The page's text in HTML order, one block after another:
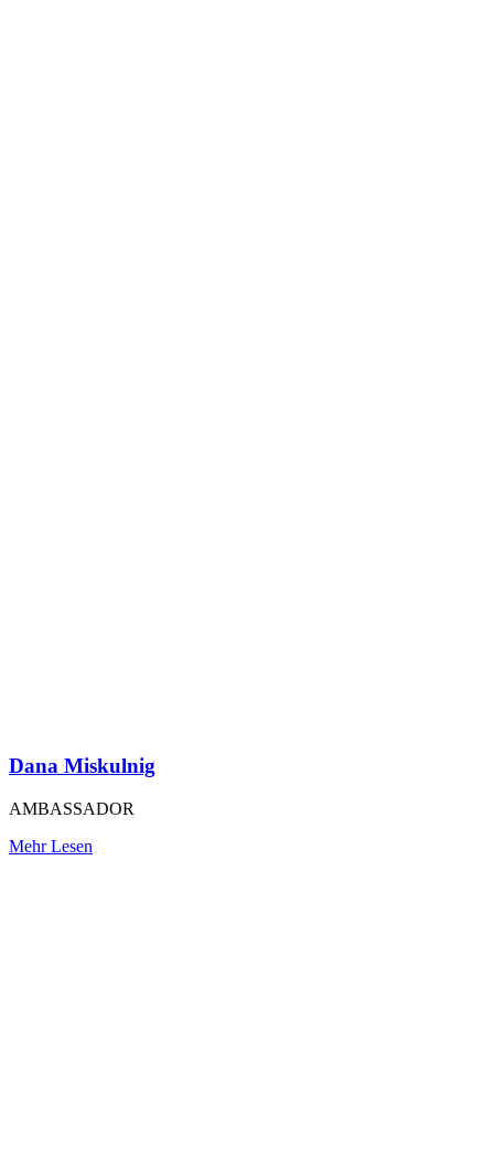
Dana Miskulnig
AMBASSADOR
Mehr Lesen